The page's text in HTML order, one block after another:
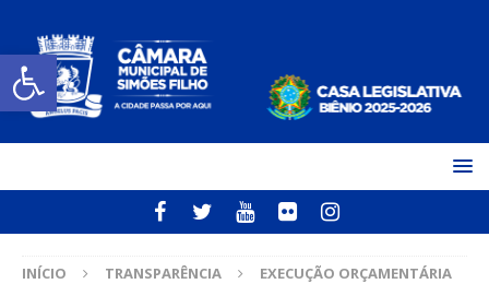
Open toolbar
INÍCIO TRANSPARÊNCIA
EXECUÇÃO ORÇAMENTÁRIA